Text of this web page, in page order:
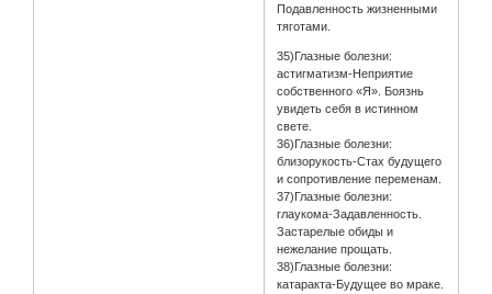
Подавленность жизненными
тяготами.
35)Глазные болезни:
астигматизм-Неприятие
собственного «Я». Боязнь
увидеть себя в истинном
свете.
36)Глазные болезни:
близорукость-Стах будущего
и сопротивление переменам.
37)Глазные болезни:
глаукома-Задавленность.
Застарелые обиды и
нежелание прощать.
38)Глазные болезни:
катаракта-Будущее во мраке.